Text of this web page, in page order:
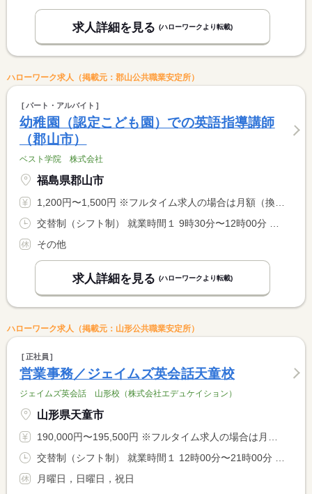
求人詳細を見る (ハローワークより転載)
ハローワーク求人（掲載元：郡山公共職業安定所）
パート・アルバイト
幼稚園（認定こども園）での英語指導講師
（郡山市）
ベスト学院 株式会社
福島県郡山市
1,200円〜1,500円 ※フルタイム求人の場合は月額（換算額）、パート求人の場合は時間額を表示しています。
交替制（シフト制） 就業時間１ 9時30分〜12時00分 就業時間２ 13時30分〜17時30分 就業時間３ 13時00分〜19時00分 就業時間に関する特記事項 火曜 ９：３０−１２：００ <BR> 木曜 １３：３０−１７：３０ <BR> 金曜 １３：００−１９：００ <BR> 午前だけ 午後だけ でも可
その他
求人詳細を見る (ハローワークより転載)
ハローワーク求人（掲載元：山形公共職業安定所）
正社員
営業事務／ジェイムズ英会話天童校
ジェイムズ英会話 山形校（株式会社エデュケイション）
山形県天童市
190,000円〜195,500円 ※フルタイム求人の場合は月額（換算額）、パート求人の場合は時間額を表示しています。
交替制（シフト制） 就業時間１ 12時00分〜21時00分 又は 10時00分〜19時00分の時間の間の8時間
月曜日，日曜日，祝日